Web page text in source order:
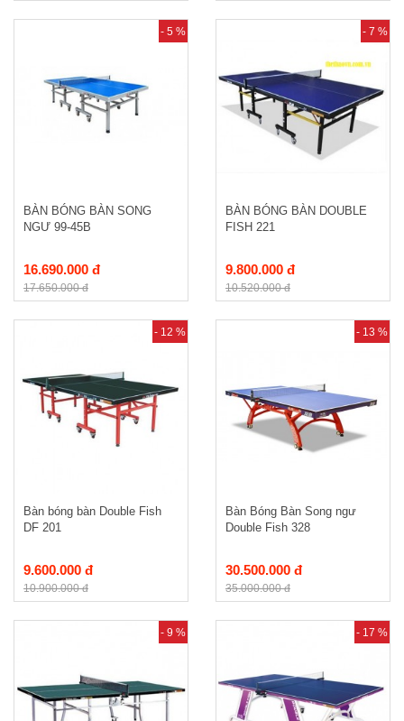
- 5 %
BÀN BÓNG BÀN SONG
NGƯ 99-45B
16.690.000 đ
17.650.000 đ
- 7 %
BÀN BÓNG BÀN DOUBLE
FISH 221
9.800.000 đ
10.520.000 đ
- 12 %
Bàn bóng bàn Double Fish
DF 201
9.600.000 đ
10.900.000 đ
- 13 %
Bàn Bóng Bàn Song ngư
Double Fish 328
30.500.000 đ
35.000.000 đ
- 9 % - 17 %